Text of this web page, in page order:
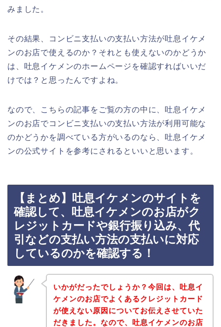
みました。
その結果、コンビニ支払いの支払い方法が吐息イケメ
ンのお店で使えるのか？それとも使えないのかどうか
は、吐息イケメンのホームページを確認すればいいだ
けでは？と思ったんですよね。
なので、こちらの記事をご覧の方の中に、吐息イケメ
ンのお店でコンビニ支払いの支払い方法が利用可能な
のかどうかを調べている方がいるのなら、吐息イケメ
ンの公式サイトを参考にされるといいと思います。
【まとめ】吐息イケメンのサイトを
確認して、吐息イケメンのお店がク
レジットカードや銀行振り込み、代
引などの支払い方法の支払いに対応
しているのかを確認する！
いかがだったでしょうか？今回は、吐息イ
ケメンのお店でよくあるクレジットカード
が使えない原因についてお伝えさせていた
だきました。なので、吐息イケメンのお店